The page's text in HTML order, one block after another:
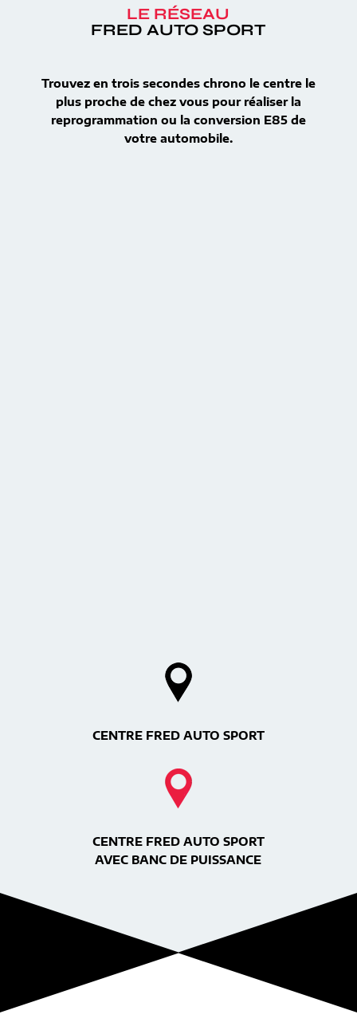
LE RÉSEAU
FRED AUTO SPORT
Trouvez en trois secondes chrono le centre le
plus proche de chez vous pour réaliser la
reprogrammation ou la conversion E85 de
votre automobile.
CENTRE FRED AUTO SPORT
CENTRE FRED AUTO SPORT
AVEC BANC DE PUISSANCE